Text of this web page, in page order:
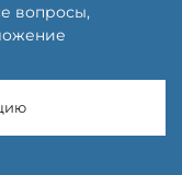
вопросы,